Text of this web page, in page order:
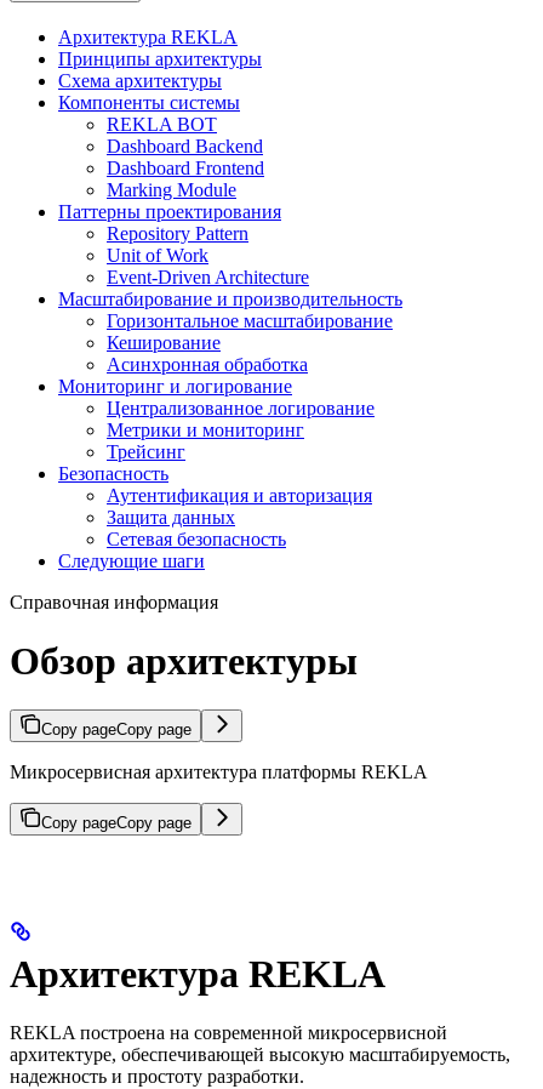
Архитектура REKLA
Принципы архитектуры
Схема архитектуры
Компоненты системы
REKLA BOT
Dashboard Backend
Dashboard Frontend
Marking Module
Паттерны проектирования
Repository Pattern
Unit of Work
Event-Driven Architecture
Масштабирование и производительность
Горизонтальное масштабирование
Кеширование
Асинхронная обработка
Мониторинг и логирование
Централизованное логирование
Метрики и мониторинг
Трейсинг
Безопасность
Аутентификация и авторизация
Защита данных
Сетевая безопасность
Следующие шаги
Справочная информация
Обзор архитектуры
Copy pageCopy page
Микросервисная архитектура платформы REKLA
Copy pageCopy page
Архитектура REKLA
REKLA построена на современной микросервисной
архитектуре, обеспечивающей высокую масштабируемость,
надежность и простоту разработки.